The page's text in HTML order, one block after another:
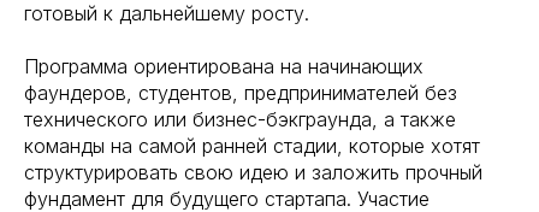
готовый к дальнейшему росту.
Программа ориентирована на начинающих
фаундеров, студентов, предпринимателей без
технического или бизнес-бэкграунда, а также
команды на самой ранней стадии, которые хотят
структурировать свою идею и заложить прочный
фундамент для будущего стартапа. Участие